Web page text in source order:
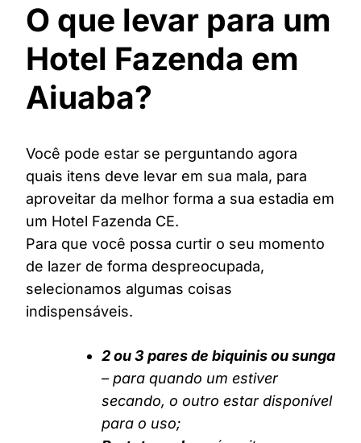
O que levar para um
Hotel Fazenda em
Aiuaba?
Você pode estar se perguntando agora
quais itens deve levar em sua mala, para
aproveitar da melhor forma a sua estadia em
um Hotel Fazenda CE.
Para que você possa curtir o seu momento
de lazer de forma despreocupada,
selecionamos algumas coisas
indispensáveis.
2 ou 3 pares de biquinis ou sunga
– para quando um estiver
secando, o outro estar disponível
para o uso;